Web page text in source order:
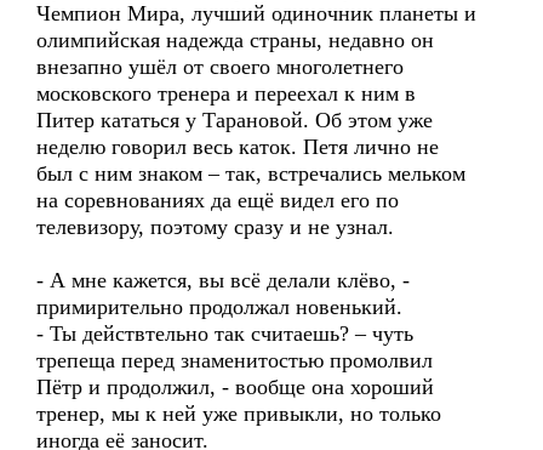
Чемпион Мира, лучший одиночник планеты и
олимпийская надежда страны, недавно он
внезапно ушёл от своего многолетнего
московского тренера и переехал к ним в
Питер кататься у Тарановой. Об этом уже
неделю говорил весь каток. Петя лично не
был с ним знаком – так, встречались мельком
на соревнованиях да ещё видел его по
телевизору, поэтому сразу и не узнал.
- А мне кажется, вы всё делали клёво, -
примирительно продолжал новенький.
- Ты действтельно так считаешь? – чуть
трепеща перед знаменитостью промолвил
Пётр и продолжил, - вообще она хороший
тренер, мы к ней уже привыкли, но только
иногда её заносит.